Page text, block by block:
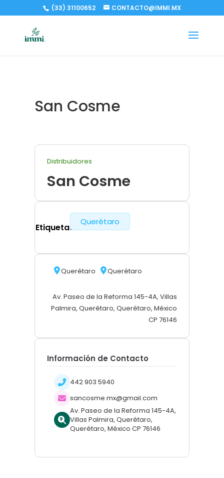
(33) 31100652 CONTACTO@IMMI.MX
San Cosme
Distribuidores
San Cosme
Etiquetas
Querétaro
Querétaro Querétaro
Av. Paseo de la Reforma 145-4A, Villas
Palmira, Querétaro, Querétaro, México
CP 76146
Información de Contacto
442 903 5940
sancosme.mx@gmail.com
Av. Paseo de la Reforma 145-4A,
Villas Palmira, Querétaro,
Querétaro, México CP 76146